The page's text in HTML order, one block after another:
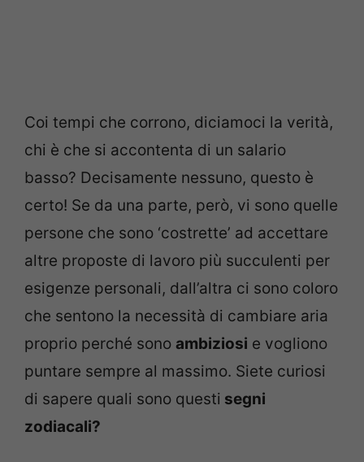
Coi tempi che corrono, diciamoci la verità,
chi è che si accontenta di un salario
basso? Decisamente nessuno, questo è
certo! Se da una parte, però, vi sono quelle
persone che sono ‘costrette’ ad accettare
altre proposte di lavoro più succulenti per
esigenze personali, dall’altra ci sono coloro
che sentono la necessità di cambiare aria
proprio perché sono ambiziosi e vogliono
puntare sempre al massimo. Siete curiosi
di sapere quali sono questi segni
zodiacali?